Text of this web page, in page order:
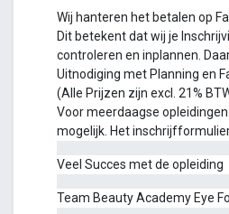
Wij hanteren het betalen op
Dit betekent dat wij je
controleren en inplannen.
Uitnodiging met Planning en
(Alle Prijzen zijn excl. 21%
Voor meerdaagse
mogelijk. Het
Veel Succes met de opleiding
Team Beauty Academy Eye